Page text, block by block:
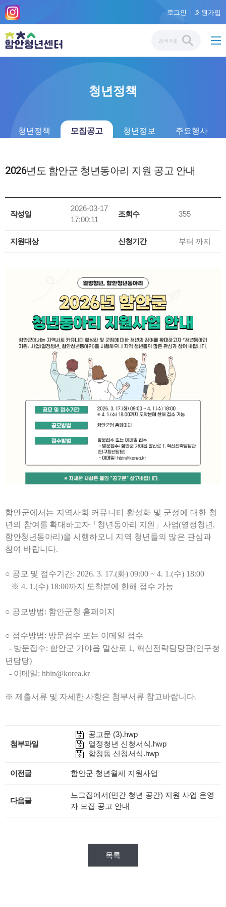
로그인 회원가입
청년정책
청년정책 모집공고 청년정보 주요행사
2026년도 함안군 청년동아리 지원 공고 안내
작성일
2026-03-17
17:00:11
조회수 355
지원대상 신청기간 부터 까지
함안군에서는 지역사회 커뮤니티 활성화 및 군정에 대한 청
년의 참여를 확대하고자「청년동아리 지원」사업(열정청년 ,
함안청년동아리)을 시행하오니 지역 청년들의 많은 관심과
참여 바랍니다.
○ 공모 및 접수기간: 2026. 3. 17.(화) 09:00 ~ 4. 1.(수) 18:00
※ 4. 1.(수) 18:00까지 도착분에 한해 접수 가능
○ 공모방법: 함안군청 홈페이지
○ 접수방법: 방문접수 또는 이메일 접수
- 방문접수: 함안군 가야읍 말산로 1, 혁신전략담당관(인구청
년담당)
- 이메일: hbin@korea.kr
※ 제출서류 및 자세한 사항은 첨부서류 참고바랍니다.
첨부파일
공고문 (3).hwp
열정청년 신청서식.hwp
함청동 신청서식.hwp
이전글 함안군 청년월세 지원사업
다음글
느그집에서(민간 청년 공간) 지원 사업 운영
자 모집 공고 안내
목록